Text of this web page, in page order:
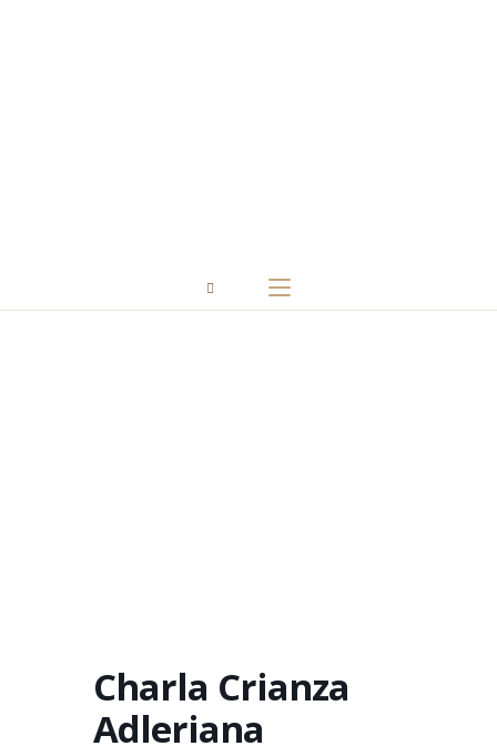
Charla Crianza
Adleriana